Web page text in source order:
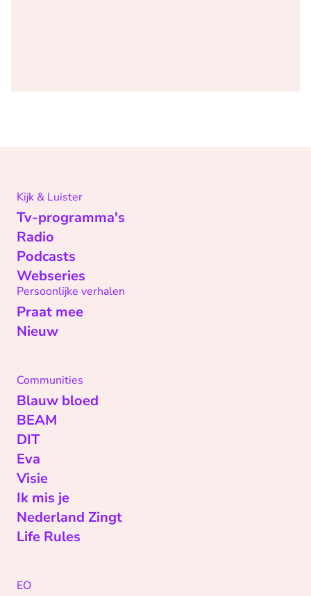
Kijk & Luister
Tv-programma's
Radio
Podcasts
Webseries
Persoonlijke verhalen
Praat mee
Nieuw
Communities
Blauw bloed
BEAM
DIT
Eva
Visie
Ik mis je
Nederland Zingt
Life Rules
EO